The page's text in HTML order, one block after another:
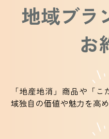
地域ブラ
お
「地産地消」商品や「
域独自の価値や魅力を高め